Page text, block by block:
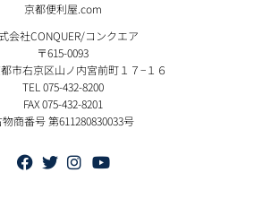
京都便利屋.com
会社CONQUER/コンクエア
〒615-0093
市右京区山ノ内宮前町１７−１６
TEL 075-432-8200
FAX 075-432-8201
商番号 第611280830033号